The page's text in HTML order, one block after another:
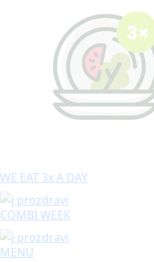
WE EAT 3x A DAY
COMBI WEEK
MENU